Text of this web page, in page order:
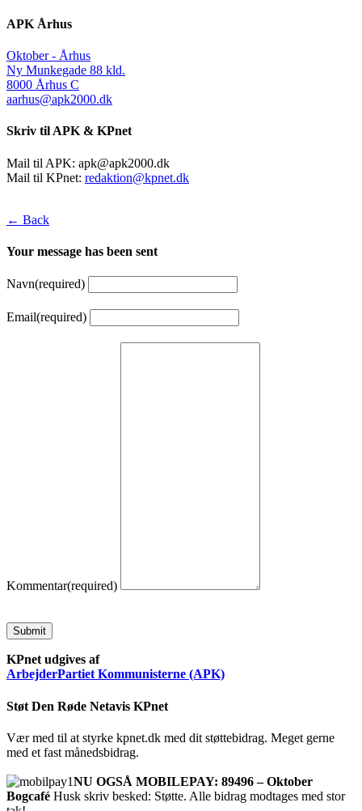
APK Århus
Oktober - Århus
Ny Munkegade 88 kld.
8000 Århus C
aarhus@apk2000.dk
Skriv til APK & KPnet
Mail til APK: apk@apk2000.dk
Mail til KPnet: redaktion@kpnet.dk
← Back
Your message has been sent
Navn(required)
Email(required)
Kommentar(required)
Submit
KPnet udgives af
ArbejderPartiet Kommunisterne (APK)
Støt Den Røde Netavis KPnet
Vær med til at styrke kpnet.dk med dit støttebidrag. Meget gerne
med et fast månedsbidrag.
NU OGSÅ MOBILEPAY: 89496 – Oktober
Bogcafé Husk skriv besked: Støtte. Alle bidrag modtages med stor